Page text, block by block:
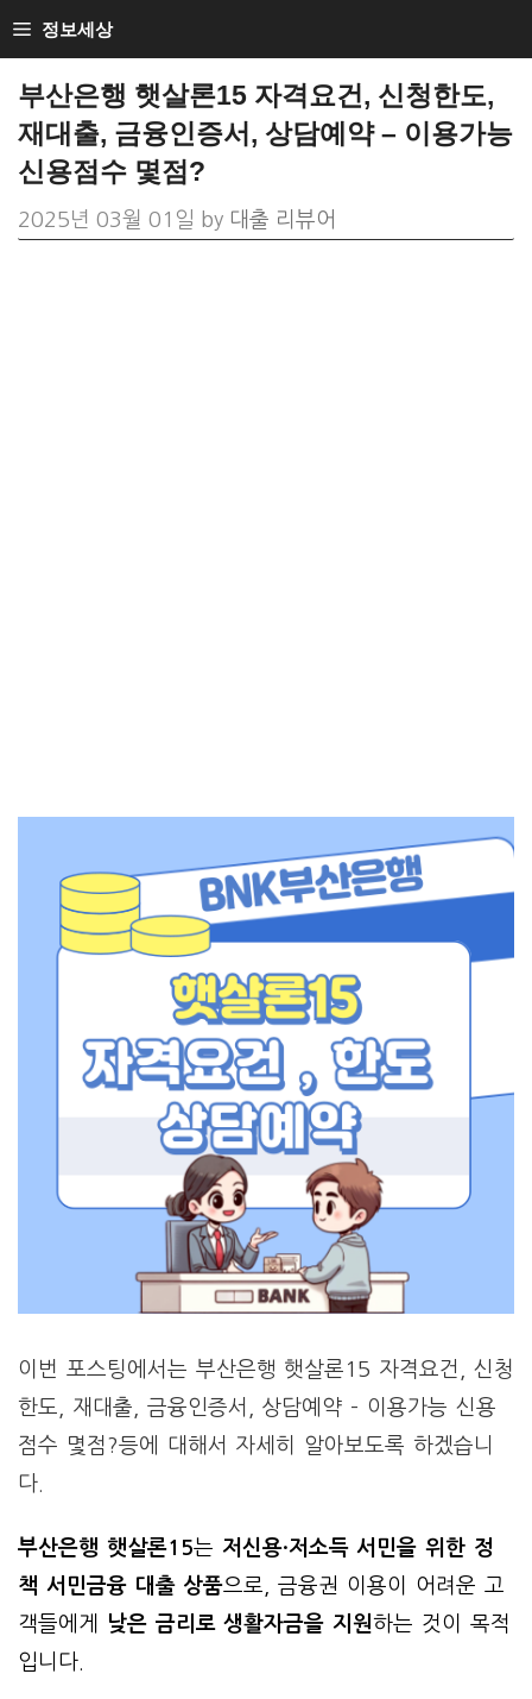
Skip
to
content
정보세상
부산은행 햇살론15 자격요건, 신청한도,
재대출, 금융인증서, 상담예약 – 이용가능
신용점수 몇점?
2025년 03월 01일 by 대출 리뷰어
이번 포스팅에서는 부산은행 햇살론15 자격요건, 신청
한도, 재대출, 금융인증서, 상담예약 – 이용가능 신용
점수 몇점?등에 대해서 자세히 알아보도록 하겠습니
다.
부산은행 햇살론15는 저신용·저소득 서민을 위한 정
책 서민금융 대출 상품으로, 금융권 이용이 어려운 고
객들에게
낮은 금리로 생활자금을 지원하는 것이 목적
입니다.